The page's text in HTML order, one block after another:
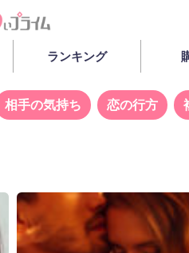
ランキング
相手の気持ち 恋の行方